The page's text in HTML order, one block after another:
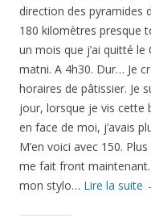
direction des pyramides
180 kilomètres presque
un mois que j’ai quitté
matni. A 4h30. Dur… Je
horaires de pâtissier. Je
jour, lorsque je vis cette
en face de moi, j’avais
M’en voici avec 150.
me fait front
mon stylo… Lire la suite